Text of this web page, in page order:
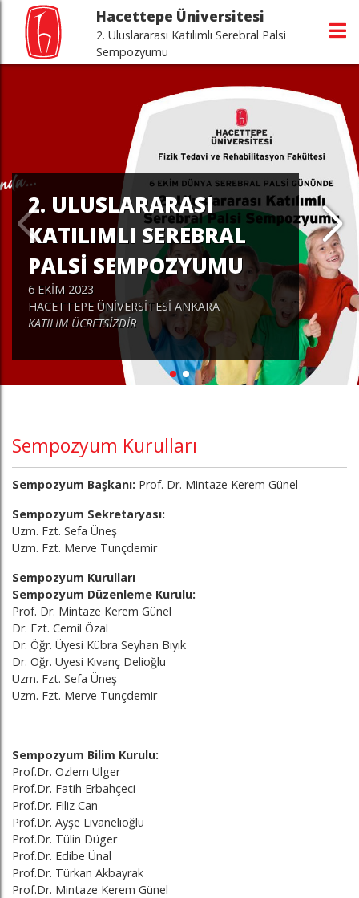
Hacettepe Üniversitesi
2. Uluslararası Katılımlı Serebral Palsi
Sempozyumu
2. ULUSLARARASI
KATILIMLI SEREBRAL
PALSİ SEMPOZYUMU
6 EKİM 2023
HACETTEPE ÜNİVERSİTESİ ANKARA
KATILIM ÜCRETSİZDİR
Sempozyum Kurulları
Sempozyum Başkanı: Prof. Dr. Mintaze Kerem Günel
Sempozyum Sekretaryası:
Uzm. Fzt. Sefa Üneş
Uzm. Fzt. Merve Tunçdemir
Sempozyum Kurulları
Sempozyum Düzenleme Kurulu:
Prof. Dr. Mintaze Kerem Günel
Dr. Fzt. Cemil Özal
Dr. Öğr. Üyesi Kübra Seyhan Bıyık
Dr. Öğr. Üyesi Kıvanç Delioğlu
Uzm. Fzt. Sefa Üneş
Uzm. Fzt. Merve Tunçdemir
Sempozyum Bilim Kurulu:
Prof.Dr. Özlem Ülger
Prof.Dr. Fatih Erbahçeci
Prof.Dr. Filiz Can
Prof.Dr. Ayşe Livanelioğlu
Prof.Dr. Tülin Düger
Prof.Dr. Edibe Ünal
Prof.Dr. Türkan Akbayrak
Prof.Dr. Mintaze Kerem Günel